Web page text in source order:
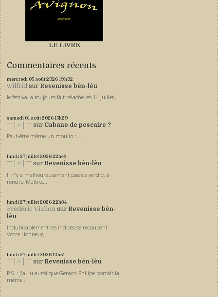
LE LIVRE
Commentaires récents
mercredi 05 août 202619h02
wilfrid sur Revenisse bèn-lèu
le festival a toujours fait relache les 14 juillet,...
samedi 01 août 202615h29
ˉˉˉ│∩│ˉˉˉ sur Cabano de pescaire ?
Peut-être même un moulin :...
lundi 27juillet 202622h43
ˉˉˉ│∩│ˉˉˉ sur Revenisse bèn-lèu
Il n'y a malheureusement pas de verdict à
rendre, Maître,...
lundi 27juillet 202622h34
Frédéric Viallon sur Revenisse bèn-
lèu
Indubitablement les indices se recoupent.
Votre Honneur,...
lundi 27juillet 202613h51
ˉˉˉ│∩│ˉˉˉ sur Revenisse bèn-lèu
P.S. : j'ai lu aussi que Gérard Philipe portait la
même...